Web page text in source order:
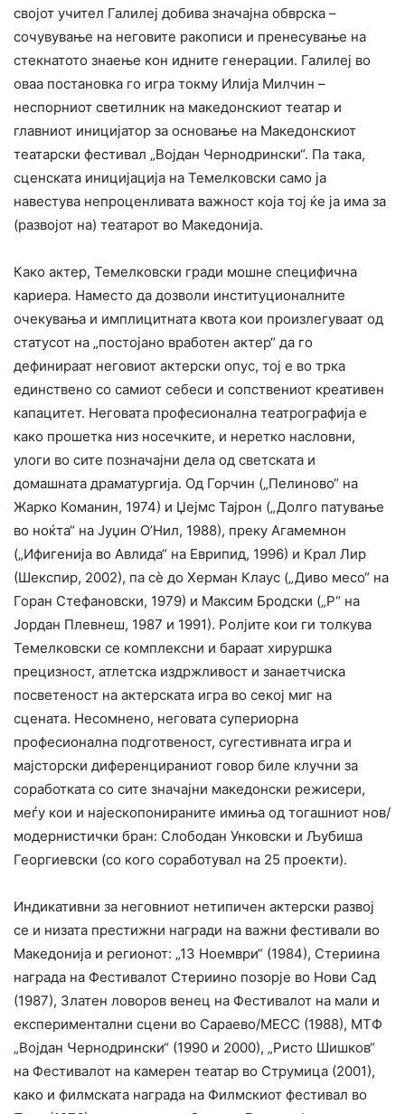
својот учител Галилеј добива значајна обврска –
сочувување на неговите ракописи и пренесување на
стекнатото знаење кон идните генерации. Галилеј во
оваа постановка го игра токму Илија Милчин –
неспорниот светилник на македонскиот театар и
главниот иницијатор за основање на Македонскиот
театарски фестивал „Војдан Чернодрински“. Па така,
сценската иницијација на Темелковски само ја
навестува непроценливата важност која тој ќе ја има за
(развојот на) театарот во Македонија.
Како актер, Темелковски гради мошне специфична
кариера. Наместо да дозволи институционалните
очекувања и имплицитната квота кои произлегуваат од
статусот на „постојано вработен актер“ да го
дефинираат неговиот актерски опус, тој е во трка
единствено со самиот себеси и сопствениот креативен
капацитет. Неговата професионална театрографија е
како прошетка низ носечките, и неретко насловни,
улоги во сите позначајни дела од светската и
домашната драматургија. Од Горчин („Пелиново“ на
Жарко Команин, 1974) и Џејмс Тајрон („Долго патување
во ноќта“ на Јуџин О’Нил, 1988), преку Агамемнон
(„Ифигенија во Авлида“ на Еврипид, 1996) и Крал Лир
(Шекспир, 2002), па сѐ до Херман Клаус („Диво месо“ на
Горан Стефановски, 1979) и Максим Бродски („Р“ на
Јордан Плевнеш, 1987 и 1991). Ролјите кои ги толкува
Темелковски се комплексни и бараат хируршка
прецизност, атлетска издржливост и занаетчиска
посветеност на актерската игра во секој миг на
сцената. Несомнено, неговата супериорна
професионална подготвеност, сугестивната игра и
мајсторски диференцираниот говор биле клучни за
соработката со сите значајни македонски режисери,
меѓу кои и најескопонираните имиња од тогашниот нов/
модернистички бран: Слободан Унковски и Љубиша
Георгиевски (со кого соработувал на 25 проекти).
Индикативни за неговниот нетипичен актерски развој
се и низата престижни награди на важни фестивали во
Македонија и регионот: „13 Ноември“ (1984), Стериина
награда на Фестивалот Стериино позорје во Нови Сад
(1987), Златен ловоров венец на Фестивалот на мали и
експериментални сцени во Сараево/МЕСС (1988), МТФ
„Војдан Чернодрински“ (1990 и 2000), „Ристо Шишков“
на Фестивалот на камерен театар во Струмица (2001),
како и филмската награда на Филмскиот фестивал во